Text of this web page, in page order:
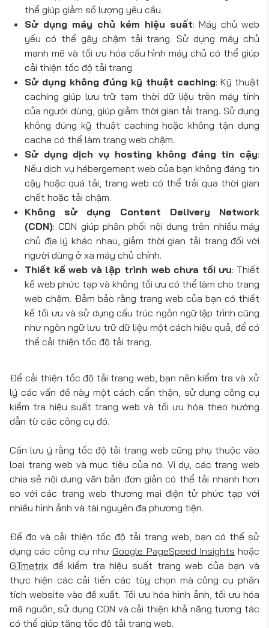
thể giúp giảm số lượng yêu cầu.
Sử dụng máy chủ kém hiệu suất: Máy chủ web
yếu có thể gây chậm tải trang. Sử dụng máy chủ
mạnh mẽ và tối ưu hóa cấu hình máy chủ có thể giúp
cải thiện tốc độ tải trang.
Sử dụng không đúng kỹ thuật caching: Kỹ thuật
caching giúp lưu trữ tạm thời dữ liệu trên máy tính
của người dùng, giúp giảm thời gian tải trang. Sử dụng
không đúng kỹ thuật caching hoặc không tận dụng
cache có thể làm trang web chậm.
Sử dụng dịch vụ hosting không đáng tin cậy:
Nếu dịch vụ hébergement web của bạn không đáng tin
cậy hoặc quá tải, trang web có thể trải qua thời gian
chết hoặc tải chậm.
Không sử dụng Content Delivery Network
(CDN): CDN giúp phân phối nội dung trên nhiều máy
chủ địa lý khác nhau, giảm thời gian tải trang đối với
người dùng ở xa máy chủ chính.
Thiết kế web và lập trình web chưa tối ưu: Thiết
kế web phức tạp và không tối ưu có thể làm cho trang
web chậm. Đảm bảo rằng trang web của bạn có thiết
kế tối ưu và sử dụng cấu trúc ngôn ngữ lập trình cũng
như ngôn ngữ lưu trữ dữ liệu một cách hiệu quả, để có
thể cải thiện tốc độ tải trang.
Để cải thiện tốc độ tải trang web, bạn nên kiểm tra và xử
lý các vấn đề này một cách cẩn thận, sử dụng công cụ
kiểm tra hiệu suất trang web và tối ưu hóa theo hướng
dẫn từ các công cụ đó.
Cần lưu ý rằng tốc độ tải trang web cũng phụ thuộc vào
loại trang web và mục tiêu của nó. Ví dụ, các trang web
chia sẻ nội dung văn bản đơn giản có thể tải nhanh hơn
so với các trang web thương mại điện tử phức tạp với
nhiều hình ảnh và tài nguyên đa phương tiện.
Để đo và cải thiện tốc độ tải trang web, bạn có thể sử
dụng các công cụ nhưGoogle PageSpeed Insights hoặc
GTmetrix để kiểm tra hiệu suất trang web của bạn và
thực hiện các cải tiến các tùy chọn mà công cụ phân
tích website vào đề xuất. Tối ưu hóa hình ảnh, tối ưu hóa
mã nguồn, sử dụng CDN và cải thiện khả năng tương tác
có thể giúp tăng tốc độ tải trang web.